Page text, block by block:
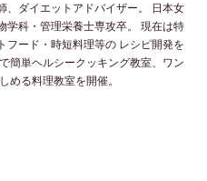
、ダイエットアドバイザー。 日本女
学科・管理栄養士専攻卒。 現在は特
フード・時短料理等の レシピ開発を
簡単ヘルシークッキング教室、ワン
める料理教室を開催。